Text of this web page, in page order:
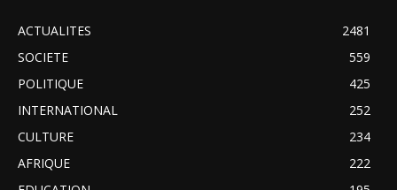
ACTUALITES
2481
SOCIETE
559
POLITIQUE
425
INTERNATIONAL
252
CULTURE
234
AFRIQUE
222